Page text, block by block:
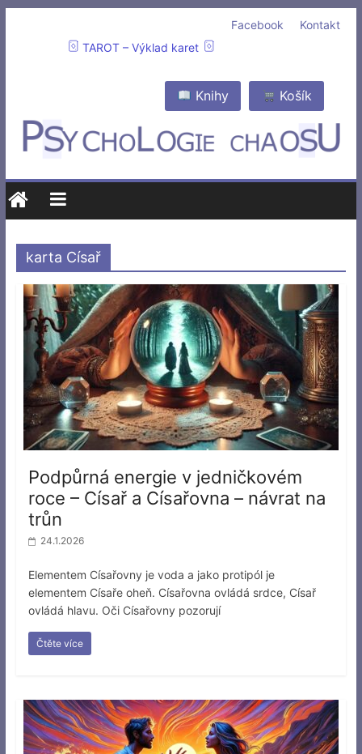
Kontakt
Facebook
TAROT – Výklad karet
Košík
Knihy
karta Císař
Podpůrná energie v jedničkovém
roce – Císař a Císařovna – návrat na
trůn
24.1.2026
Elementem Císařovny je voda a jako protipól je
elementem Císaře oheň. Císařovna ovládá srdce, Císař
ovládá hlavu. Oči Císařovny pozorují
Čtěte více